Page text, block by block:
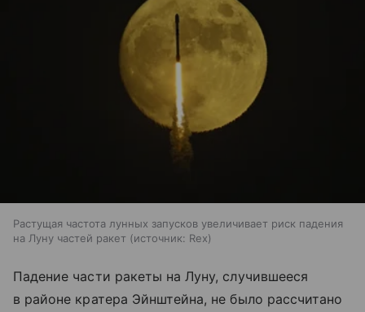
Растущая частота лунных запусков увеличивает риск падения
на Луну частей ракет
источник: Rex
Падение части ракеты на Луну, случившееся
в районе кратера Эйнштейна, не было рассчитано